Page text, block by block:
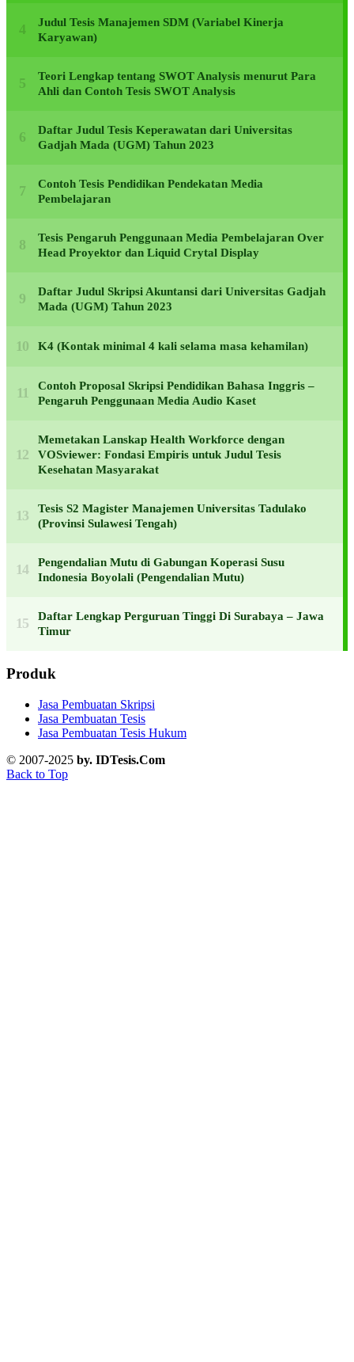
Judul Tesis Manajemen SDM (Variabel Kinerja
Karyawan)
Teori Lengkap tentang SWOT Analysis menurut Para
Ahli dan Contoh Tesis SWOT Analysis
Daftar Judul Tesis Keperawatan dari Universitas
Gadjah Mada (UGM) Tahun 2023
Contoh Tesis Pendidikan Pendekatan Media
Pembelajaran
Tesis Pengaruh Penggunaan Media Pembelajaran Over
Head Proyektor dan Liquid Crytal Display
Daftar Judul Skripsi Akuntansi dari Universitas Gadjah
Mada (UGM) Tahun 2023
K4 (Kontak minimal 4 kali selama masa kehamilan)
Contoh Proposal Skripsi Pendidikan Bahasa Inggris –
Pengaruh Penggunaan Media Audio Kaset
Memetakan Lanskap Health Workforce dengan
VOSviewer: Fondasi Empiris untuk Judul Tesis
Kesehatan Masyarakat
Tesis S2 Magister Manajemen Universitas Tadulako
(Provinsi Sulawesi Tengah)
Pengendalian Mutu di Gabungan Koperasi Susu
Indonesia Boyolali (Pengendalian Mutu)
Daftar Lengkap Perguruan Tinggi Di Surabaya – Jawa
Timur
Produk
Jasa Pembuatan Skripsi
Jasa Pembuatan Tesis
Jasa Pembuatan Tesis Hukum
© 2007-2025 by. IDTesis.Com
Back to Top